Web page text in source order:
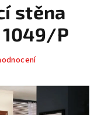
košík
stěna
P